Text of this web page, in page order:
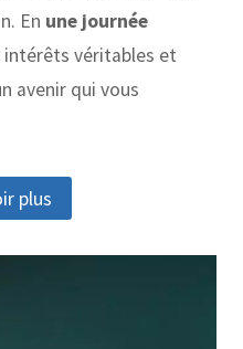
En une journée
intérêts véritables et
avenir qui vous
plus